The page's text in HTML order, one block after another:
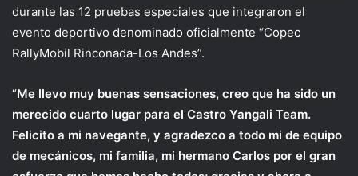
durante las 12 pruebas especiales que integraron el
evento deportivo denominado oficialmente “Copec
RallyMobil Rinconada-Los Andes”.
“Me llevo muy buenas sensaciones, creo que ha sido un
merecido cuarto lugar para el Castro Yangali Team.
Felicito a mi navegante, y agradezco a todo mi de equipo
de mecánicos, mi familia, mi hermano Carlos por el gran